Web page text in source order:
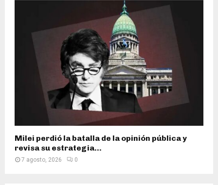
Milei perdió la batalla de la opinión pública y
revisa su estrategia...
7 agosto, 2026 0